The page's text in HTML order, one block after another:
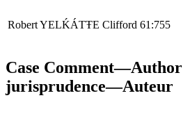
RobertYELḰÁTŦE Clifford 61:755
Case
jurisprudence—Auteur